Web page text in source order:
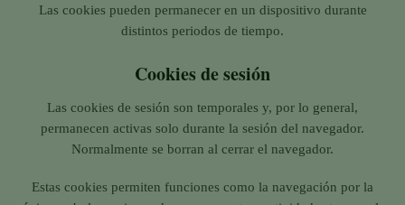
Las cookies pueden permanecer en un dispositivo durante
distintos periodos de tiempo.
Cookies de sesión
Las cookies de sesión son temporales y, por lo general,
permanecen activas solo durante la sesión del navegador.
Normalmente se borran al cerrar el navegador.
Estas cookies permiten funciones como la navegación por la